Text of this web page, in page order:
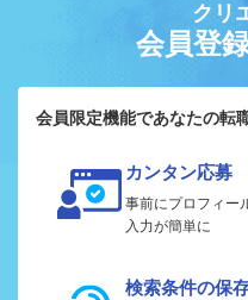
クリ
会員登
会員限定機能であなたの転
カンタン応募
事前にプロフィー
入力が簡単に
検索条件の保